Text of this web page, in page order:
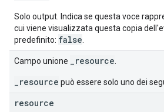
Solo output. Indica se questa voce
cui viene visualizzata questa copia
predefinito: false
Campo unione _resource
_resource può essere solo uno dei
resource